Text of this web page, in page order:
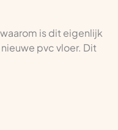
is dit eigenlijk
pvc vloer. Dit